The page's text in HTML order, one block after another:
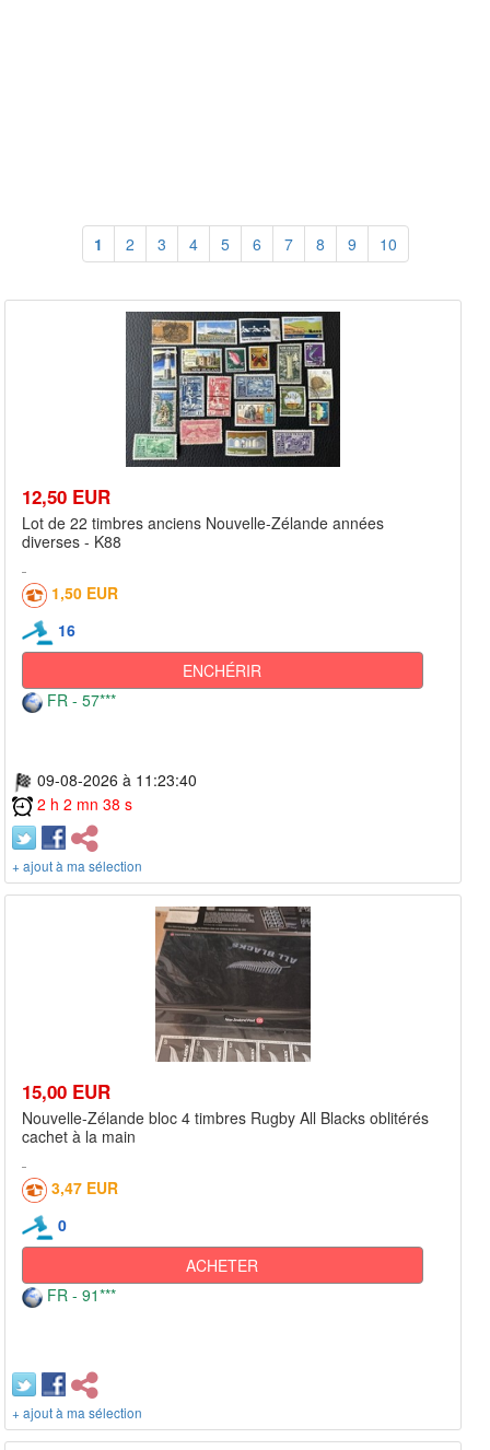
1 2 3 4 5 6 7 8 9 10
12,50 EUR
Lot de 22 timbres anciens Nouvelle-Zélande années
diverses - K88
1,50 EUR
16
ENCHÉRIR
FR - 57***
09-08-2026 à 11:23:40
2 h 2 mn 38 s
+ ajout à ma sélection
15,00 EUR
Nouvelle-Zélande bloc 4 timbres Rugby All Blacks oblitérés
cachet à la main
3,47 EUR
0
ACHETER
FR - 91***
+ ajout à ma sélection